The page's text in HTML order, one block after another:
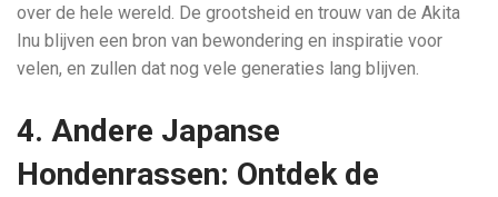
over de hele wereld. De grootsheid en trouw van de Akita
Inu blijven een bron van bewondering en inspiratie voor
velen, en zullen dat nog vele generaties lang blijven.
4. Andere Japanse
Hondenrassen: Ontdek de